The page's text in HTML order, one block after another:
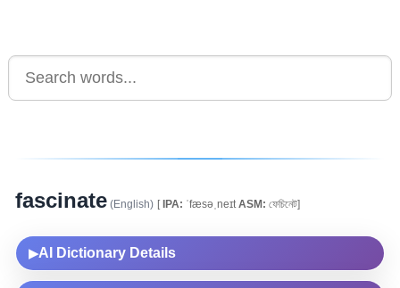
fascinate (English) [IPA: ˈfæsəˌneɪt ASM: ফেচিনেট]
▶AI Dictionary Details